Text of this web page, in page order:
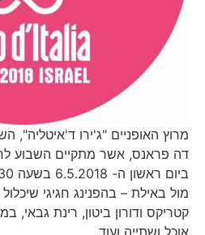
מרוץ האופניים "ג'ירו ד'איטליה",
דה פראנס, אשר מתקיים השבוע
מול באילת – בהפנינג חגיגי שיכלול
קטריקס ודורון ביטון, רינת גבאי, במה
אוכל ושתייה ועוד.